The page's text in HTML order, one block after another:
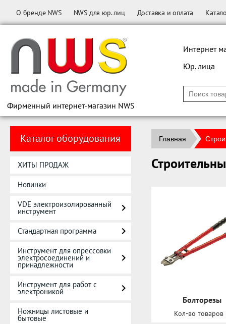
О бренде NWS NWS для юр. лиц Доставка и оплата
Фирменный интернет-магазин NWS
Интернет
Юр. лица
Каталог оборудования
ХИТЫ ПРОДАЖ
Новинки
VDE электроизолированный
инструмент
Стандартная программа
Инструмент для опрессовки
электросоединений и
принадлежности
Инструмент для работ с
электроникой
Ножницы листовые и
бытовые
Главная
Болторезы
Кол-во товаров